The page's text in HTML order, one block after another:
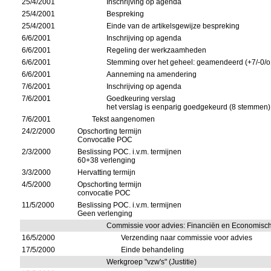
25/4/2001
Inschrijving op agenda
25/4/2001
Bespreking
25/4/2001
Einde van de artikelsgewijze bespreking
6/6/2001
Inschrijving op agenda
6/6/2001
Regeling der werkzaamheden
6/6/2001
Stemming over het geheel: geamendeerd (+7/-0/
6/6/2001
Aanneming na amendering
7/6/2001
Inschrijving op agenda
7/6/2001
Goedkeuring verslag
het verslag is eenparig goedgekeurd (8 stemmen)
7/6/2001
Tekst aangenomen
24/2/2000
Opschorting termijn
Convocatie POC
2/3/2000
Beslissing POC. i.v.m. termijnen
60+38 verlenging
3/3/2000
Hervatting termijn
4/5/2000
Opschorting termijn
convocatie POC
11/5/2000
Beslissing POC. i.v.m. termijnen
Geen verlenging
Commissie voor advies: Financiën en
16/5/2000
Verzending naar commissie voor advies
17/5/2000
Einde behandeling
Werkgroep "vzw's" (Justitie)